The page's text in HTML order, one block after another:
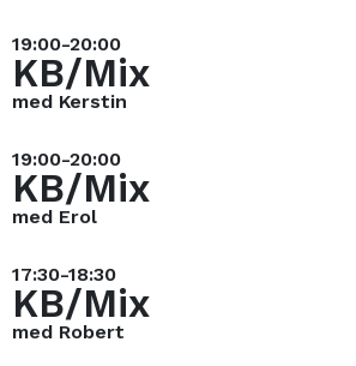
19:00-20:00
KB/Mix
med Kerstin
19:00-20:00
KB/Mix
med Erol
17:30-18:30
KB/Mix
med Robert